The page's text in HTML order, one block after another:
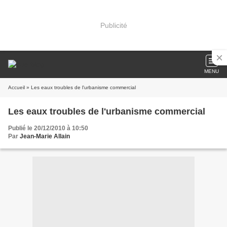
Publicité
MENU
Accueil » Les eaux troubles de l'urbanisme commercial
Les eaux troubles de l'urbanisme commercial
Publié le 20/12/2010 à 10:50
Par Jean-Marie Allain